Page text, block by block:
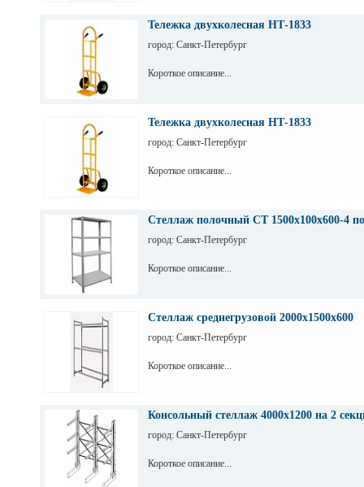
Тележка двухколесная НТ-1833
город: Санкт-Петербург
Короткое описание...
Тележка двухколесная НТ-1833
город: Санкт-Петербург
Короткое описание...
Стеллаж полочный СТ 1500х100х600-4
город: Санкт-Петербург
Короткое описание...
Стеллаж среднегрузовой 2000х1500х600
город: Санкт-Петербург
Короткое описание...
Консольный стеллаж 4000х1200 на 2
город: Санкт-Петербург
Короткое описание...